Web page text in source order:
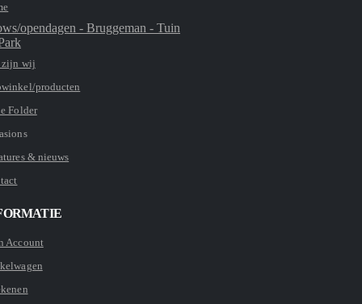
opendagen - Bruggeman - Tuin
zijn wij
producten
Folder
& nieuws
Account